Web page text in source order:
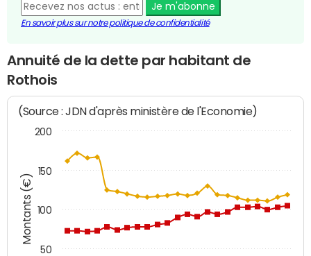
Je m'abonne
En savoir plus sur notre politique de confidentialité
Annuité de la dette par habitant de
Rothois
Montants (€)
(Source : JDN d'après ministère de l'Economie)
50
100
150
200